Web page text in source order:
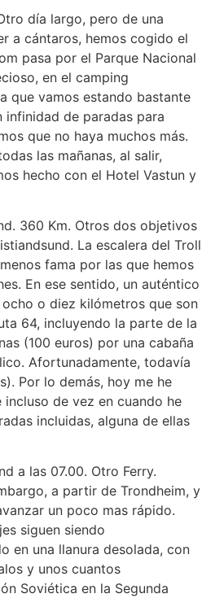
día largo, pero de una
a cántaros, hemos cogido el
pasa por el Parque Nacional
en el camping
que vamos estando bastante
de paradas para
que no haya muchos más.
las mañanas, al salir,
hecho con el Hotel Vastun y
360 Km. Otros dos objetivos
La escalera del Troll
fama por las que hemos
En ese sentido, un auténtico
o diez kilómetros que son
64, incluyendo la parte de la
(100 euros) por una cabaña
Afortunadamente, todavía
Por lo demás, hoy me he
de vez en cuando he
incluidas, alguna de ellas
a las 07.00. Otro Ferry.
a partir de Trondheim, y
un poco mas rápido.
siguen siendo
en una llanura desolada, con
y unos cuantos
Soviética en la Segunda